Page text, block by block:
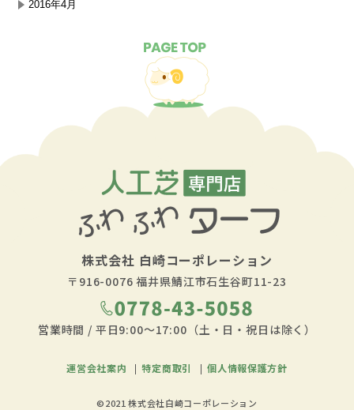
2016年4月
株式会社 白崎コーポレーション
〒916-0076福井県鯖江市石生谷町11-23
営業時間 / 平日9:00～17:00（土・日・祝日は除く）
運営会社案内 特定商取引 個人情報保護方針
©2021 株式会社白崎コーポレーション